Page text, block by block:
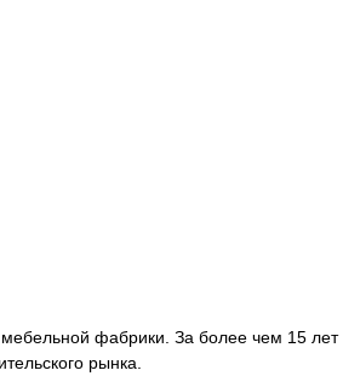
фабрики. За более чем 15 лет
рынка.